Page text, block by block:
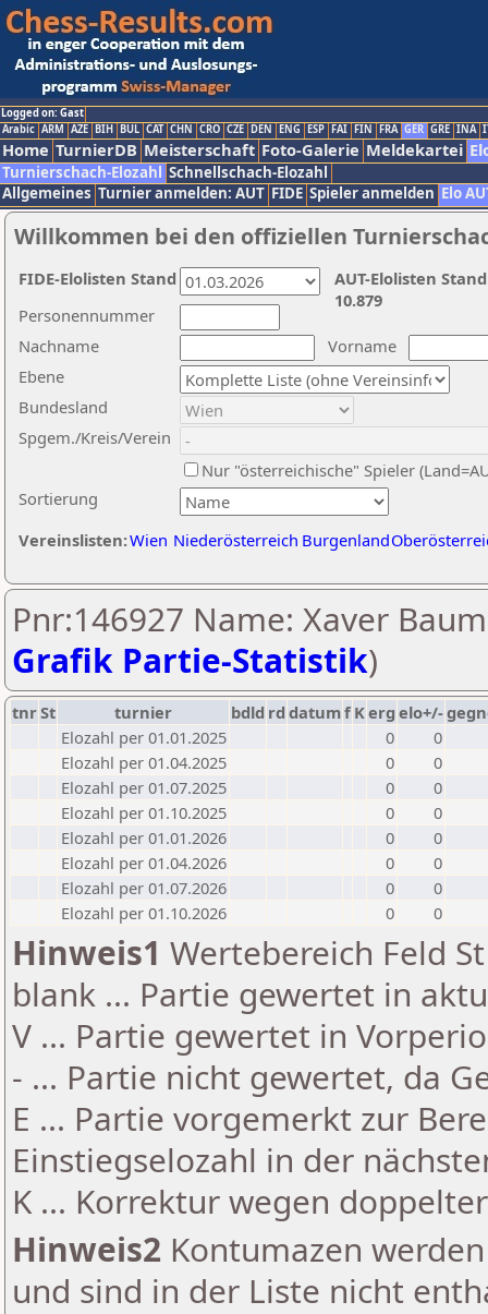
Logged on: Gast
Arabic ARM AZE BIH BUL CAT CHN CRO CZE DEN ENG ESP FAI FIN FRA GER GRE INA
Home TurnierDB Meisterschaft Foto-Galerie Meldekartei
Turnierschach-Elozahl Schnellschach-Elozahl
Allgemeines Turnier anmelden: AUT FIDE Spieler anmelden Elo
Willkommen bei den offiziellen
Nachname
Vorname
Ebene
Sortierung
Personennummer
Bundesland
Spgem./Kreis/Verein
Nur "österreichische" Spieler
Vereinslisten:Wien Niederösterreich Burgenland
AUT-Elolisten
10.879
FIDE-Elolisten Stand
Pnr:146927 Name: Xaver
Grafik Partie-Statistik)
tnrSt turnier bdld rd datumf Kerg elo+/-
Elozahl per 01.01.2025
0
0
Elozahl per 01.04.2025
0
0
Elozahl per 01.07.2025
0
0
Elozahl per 01.10.2025
0
0
Elozahl per 01.01.2026
0
0
Elozahl per 01.04.2026
0
0
Elozahl per 01.07.2026
0
0
Elozahl per 01.10.2026
0 0
Hinweis1 Wertebereich Feld
blank ... Partie gewertet in
V ... Partie gewertet in
- ... Partie nicht gewertet, da
E ... Partie vorgemerkt zur
Einstiegselozahl in der
K ... Korrektur wegen
Hinweis2 Kontumazen
und sind in der Liste nicht